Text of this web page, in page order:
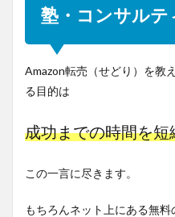
塾・コンサルテ
Amazon転売（せどり）を教
る目的は
成功までの時間を短
この一言に尽きます。
もちろんネット上にある無